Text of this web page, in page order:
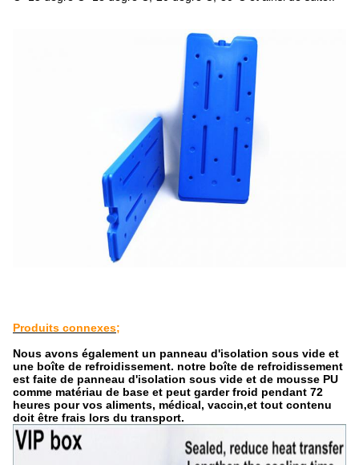
Produits connexes;
Nous avons également un panneau d'isolation sous vide et
une boîte de refroidissement. notre boîte de refroidissement
est faite de panneau d'isolation sous vide et de mousse PU
comme matériau de base et peut garder froid pendant 72
heures pour vos aliments, médical, vaccin,et tout contenu
doit être frais lors du transport.